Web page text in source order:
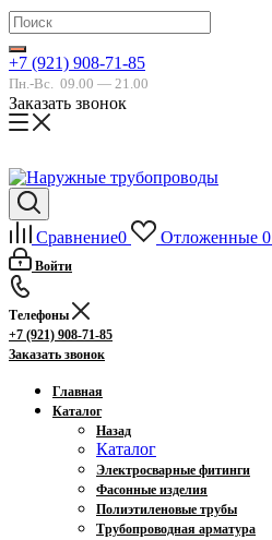
+7 (921) 908-71-85
Пн.-Вс. 09.00 — 21.00
Заказать звонок
Сравнение0 Отложенные 0
Войти
Телефоны
+7 (921) 908-71-85
Заказать звонок
Главная
Каталог
Назад
Каталог
Электросварные фитинги
Фасонные изделия
Полиэтиленовые трубы
Трубопроводная арматура